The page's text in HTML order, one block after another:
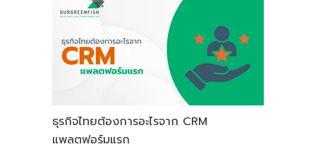
ธุรกิจไทยต้องการอะไรจาก CRM
แพลตฟอร์มแรก